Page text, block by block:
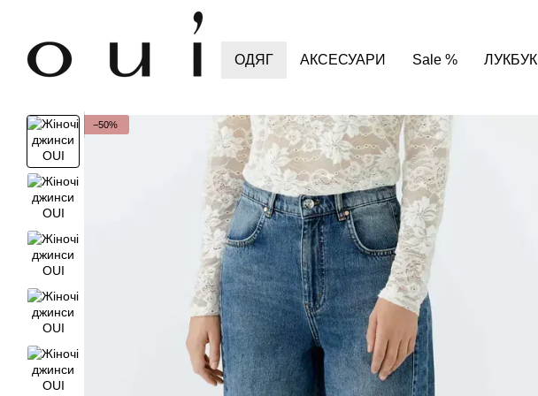
Перейти до основного контенту
ОДЯГ АКСЕСУАРИ Sale % ЛУКБУК
−50%